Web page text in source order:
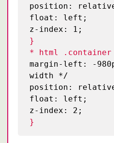
position:
float: left;
z-index: 1;
}
* html
margin-left: -
width */
position:
float: left;
z-index: 2;
}